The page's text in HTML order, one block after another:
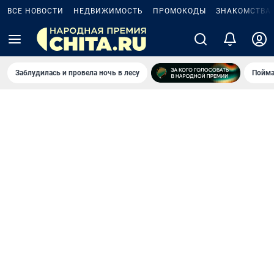
ВСЕ НОВОСТИ НЕДВИЖИМОСТЬ ПРОМОКОДЫ ЗНАКОМСТВА
Заблудилась и провела ночь в лесу